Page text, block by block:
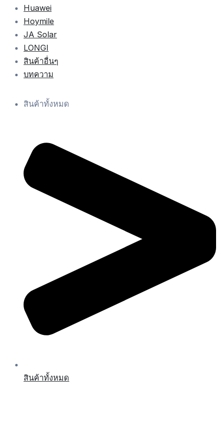
Huawei
Hoymile
JA Solar
LONGI
สินค้าอื่นๆ
บทความ
สินค้าทั้งหมด
สินค้าทั้งหมด